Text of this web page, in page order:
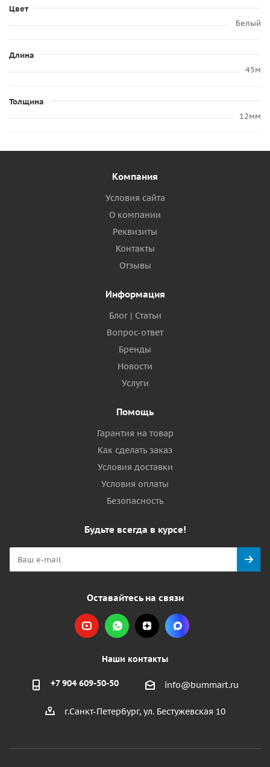
Цвет
Белый
Длина
45м
Толщина
12мм
Компания
Условия сайта
О компании
Реквизиты
Контакты
Отзывы
Информация
Блог | Статьи
Вопрос-ответ
Бренды
Новости
Услуги
Помощь
Гарантия на товар
Как сделать заказ
Условия доставки
Условия оплаты
Безопасность
Будьте всегда в курсе!
Оставайтесь на связи
Наши контакты
+7 904 609-50-50 info@bummart.ru
г.Санкт-Петербург, ул. Бестужевская 10